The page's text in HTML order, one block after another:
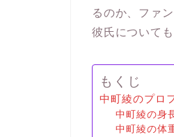
るのか、ファ
彼氏について
もくじ
中町綾のプロ
中町綾の身
中町綾の体